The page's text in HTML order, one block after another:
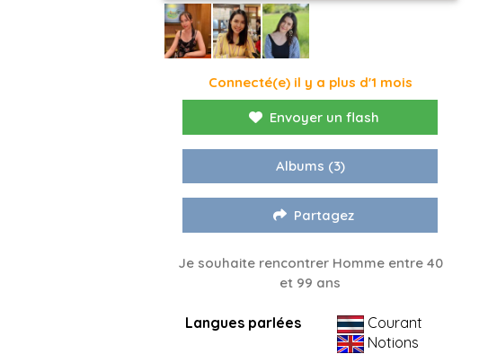
Connecté(e) il y a plus d'1 mois
Envoyer un flash
Albums (3)
Partagez
Je souhaite rencontrer Homme entre 40
et 99 ans
Langues parlées
Courant
Notions